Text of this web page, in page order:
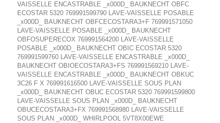
VAISSELLE ENCASTRABLE _x000D_ BAUKNECHT OBFC
ECOSTAR 5320 769991599790 LAVE-VAISSELLE POSABLE
_x000D_ BAUKNECHT OBFCECOSTARA3+F 769991571050
LAVE-VAISSELLE POSABLE _x000D_ BAUKNECHT
OBFOSUPERECOX 769991564200 LAVE-VAISSELLE
POSABLE _x000D_ BAUKNECHT OBIC ECOSTAR 5320
769991599760 LAVE-VAISSELLE ENCASTRABLE _x000D_
BAUKNECHT OBIOECOSTARA3+FS 769991569210 LAVE-
VAISSELLE ENCASTRABLE _x000D_ BAUKNECHT OBKUC
3C26 F X 769991616500 LAVE-VAISSELLE SOUS PLAN
_x000D_ BAUKNECHT OBUC ECOSTAR 5320 769991599800
LAVE-VAISSELLE SOUS PLAN _x000D_ BAUKNECHT
OBUCECOSTARA3+FX 769991568980 LAVE-VAISSELLE
SOUS PLAN _x000D_ WHIRLPOOL 5VT8X00EWE